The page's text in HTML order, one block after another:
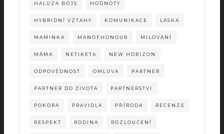
HALUZA BOJS HODNOTY
HYBRIDNÍ VZTAHY KOMUNIKACE LÁSKA
MAMINKA MANOFHONOUR MILOVÁNÍ
MÁMA NETIKETA NEW HORIZON
ODPOVĚDNOST OMLUVA PARTNER
PARTNER DO ŽIVOTA PARTNERSTVI
POKORA PRAVIDLA PŘÍRODA RECENZE
RESPEKT RODINA ROZLOUČENÍ